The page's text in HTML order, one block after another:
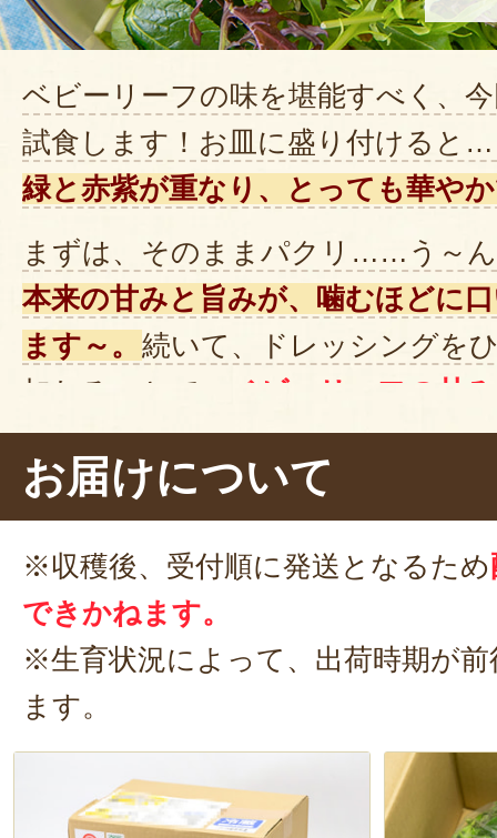
ベビーリーフの味を堪能すべく、
試食します！お皿に盛り付けると
緑と赤紫が重なり、とっても華や
まずは、そのままパクリ……う～
本来の甘みと旨みが、噛むほどに
ます～。 続いて、ドレッシングを
加わることで、
ベビーリーフの甘み
すね～。贅沢な味わいです。
サラダ の主役としてはもちろん、
のもおすすめ！パスタなどの具材
が良いアクセントになりますよ。
お届けについて
※収穫後、受付順に発送となるため
できかねます。
※生育状況によって、出荷時期が
ます。